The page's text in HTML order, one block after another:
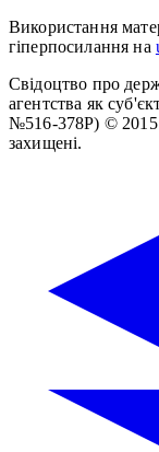
Використання
гіперпосилання на
Свідоцтво про
агентства як
№516-378Р) © 2015
захищені.